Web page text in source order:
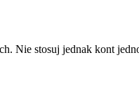
Nie stosuj jednak kont